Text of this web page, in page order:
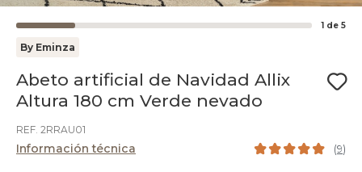
1 de 5
By Eminza
Abeto artificial de Navidad Allix
Altura 180 cm Verde nevado
REF. 2RRAU01
Información técnica (9)